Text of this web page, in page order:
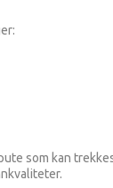
som kan